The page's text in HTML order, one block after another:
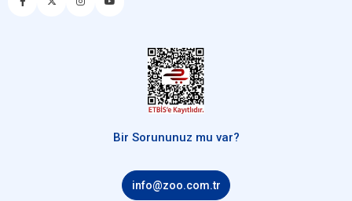
Bir Sorununuz mu var?
info@zoo.com.tr